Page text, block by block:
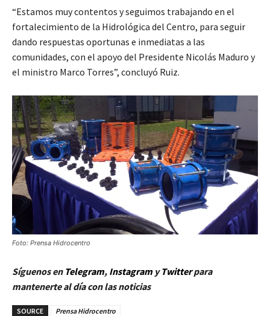
“Estamos muy contentos y seguimos trabajando en el
fortalecimiento de la Hidrológica del Centro, para seguir
dando respuestas oportunas e inmediatas a las
comunidades, con el apoyo del Presidente Nicolás Maduro y
el ministro Marco Torres”, concluyó Ruiz.
Foto: Prensa Hidrocentro
Síguenos en Telegram, InstagramyTwitterpara
mantenerte al día con las noticias
SOURCE
Prensa Hidrocentro